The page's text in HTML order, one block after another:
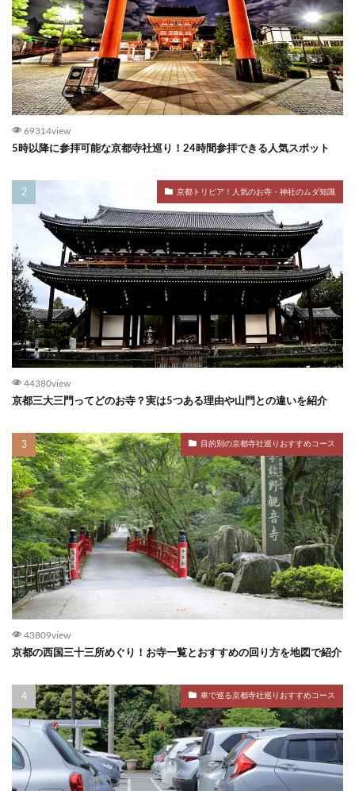
69314view
5時以降に参拝可能な京都寺社巡り！24時間参拝できる人気スポット
京都トリビア！人気のお寺・神社のムダ知識
44380view
京都三大三門ってどのお寺？実は5つある理由や山門との違いを紹介
目的別の京都寺社巡りおすすめコース
43809view
京都の西国三十三所めぐり！お寺一覧とおすすめの回り方を地図で紹介
車で巡る京都寺社巡りおすすめコース